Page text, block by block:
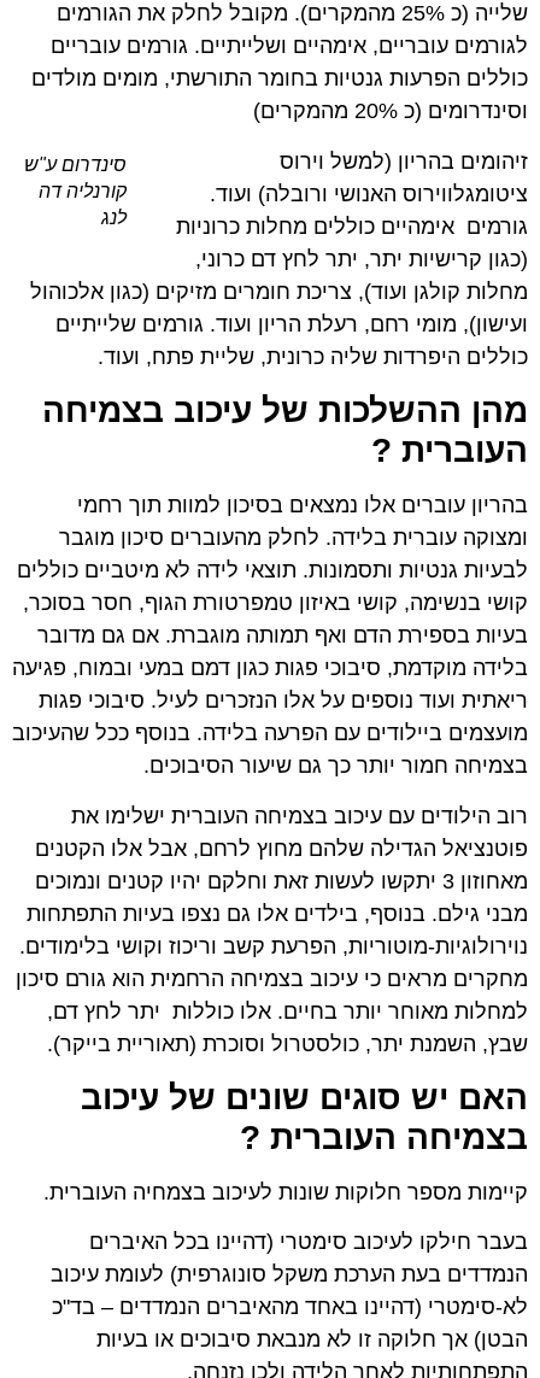
שלייה (כ 25% מהמקרים). מקובל לחלק את הגורמים
לגורמים עובריים, אימהיים ושלייתיים. גורמים עובריים
כוללים הפרעות גנטיות בחומר התורשתי, מומים מולדים
וסינדרומים (כ 20% מהמקרים)
סינדרום ע"ש
קורנליה דה
לנג
זיהומים בהריון (למשל וירוס
ציטומגלווירוס האנושי ורובלה) ועוד.
גורמים אימהיים כוללים מחלות כרוניות
(כגון קרישיות יתר, יתר לחץ דם כרוני,
מחלות קולגן ועוד), צריכת חומרים מזיקים (כגון אלכוהול
ועישון), מומי רחם, רעלת הריון ועוד. גורמים שלייתיים
כוללים היפרדות שליה כרונית, שליית פתח, ועוד.
מהן ההשלכות של עיכוב בצמיחה
העוברית ?
בהריון עוברים אלו נמצאים בסיכון למוות תוך רחמי
ומצוקה עוברית בלידה. לחלק מהעוברים סיכון מוגבר
לבעיות גנטיות ותסמונות. תוצאי לידה לא מיטביים כוללים
קושי בנשימה, קושי באיזון טמפרטורת הגוף, חסר בסוכר,
בעיות בספירת הדם ואף תמותה מוגברת. אם גם מדובר
בלידה מוקדמת, סיבוכי פגות כגון דמם במעי ובמוח, פגיעה
ריאתית ועוד נוספים על אלו הנזכרים לעיל. סיבוכי פגות
מועצמים ביילודים עם הפרעה בלידה. בנוסף ככל שהעיכוב
בצמיחה חמור יותר כך גם שיעור הסיבוכים.
רוב הילודים עם עיכוב בצמיחה העוברית ישלימו את
פוטנציאל הגדילה שלהם מחוץ לרחם, אבל אלו הקטנים
מאחוזון 3 יתקשו לעשות זאת וחלקם יהיו קטנים ונמוכים
מבני גילם. בנוסף, בילדים אלו גם נצפו בעיות התפתחות
נוירולוגיות-מוטוריות, הפרעת קשב וריכוז וקושי בלימודים.
מחקרים מראים כי עיכוב בצמיחה הרחמית הוא גורם סיכון
למחלות מאוחר יותר בחיים. אלו כוללות יתר לחץ דם,
שבץ, השמנת יתר, כולסטרול וסוכרת (תאוריית בייקר).
האם יש סוגים שונים של עיכוב
בצמיחה העוברית ?
קיימות מספר חלוקות שונות לעיכוב בצמחיה העוברית.
בעבר חילקו לעיכוב סימטרי (דהיינו בכל האיברים
הנמדדים בעת הערכת משקל סונוגרפית) לעומת עיכוב
לא-סימטרי (דהיינו באחד מהאיברים הנמדדים – בד"כ
הבטן) אך חלוקה זו לא מנבאת סיבוכים או בעיות
התפתחותיות לאחר הלידה ולכן נזנחה.